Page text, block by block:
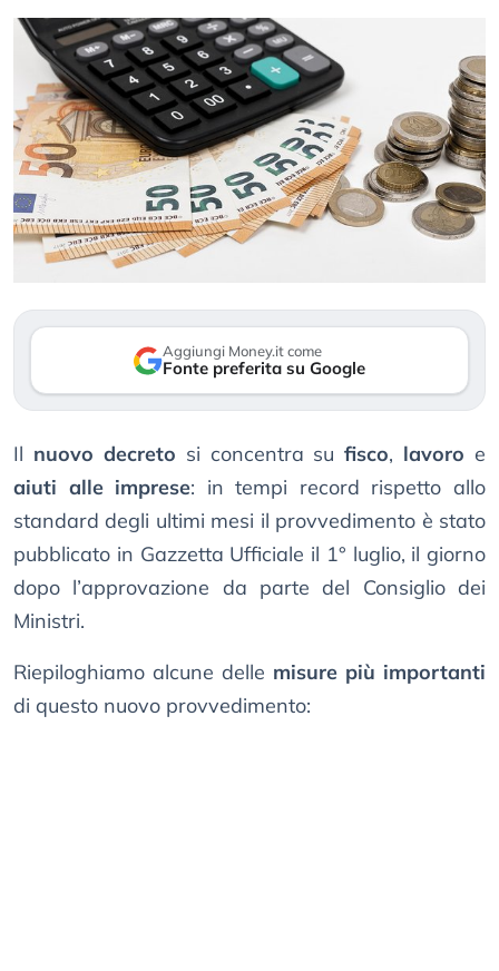
Aggiungi Money.it come
Fonte preferita su Google
Il nuovo decreto si concentra sufisco, lavoro e
aiuti alle imprese: in tempi record rispetto allo
standard degli ultimi mesi il provvedimento è stato
pubblicato in Gazzetta Ufficiale il 1° luglio, il giorno
dopo l’approvazione da parte del Consiglio dei
Ministri.
Riepiloghiamo alcune delle misure più importanti
di questo nuovo provvedimento: